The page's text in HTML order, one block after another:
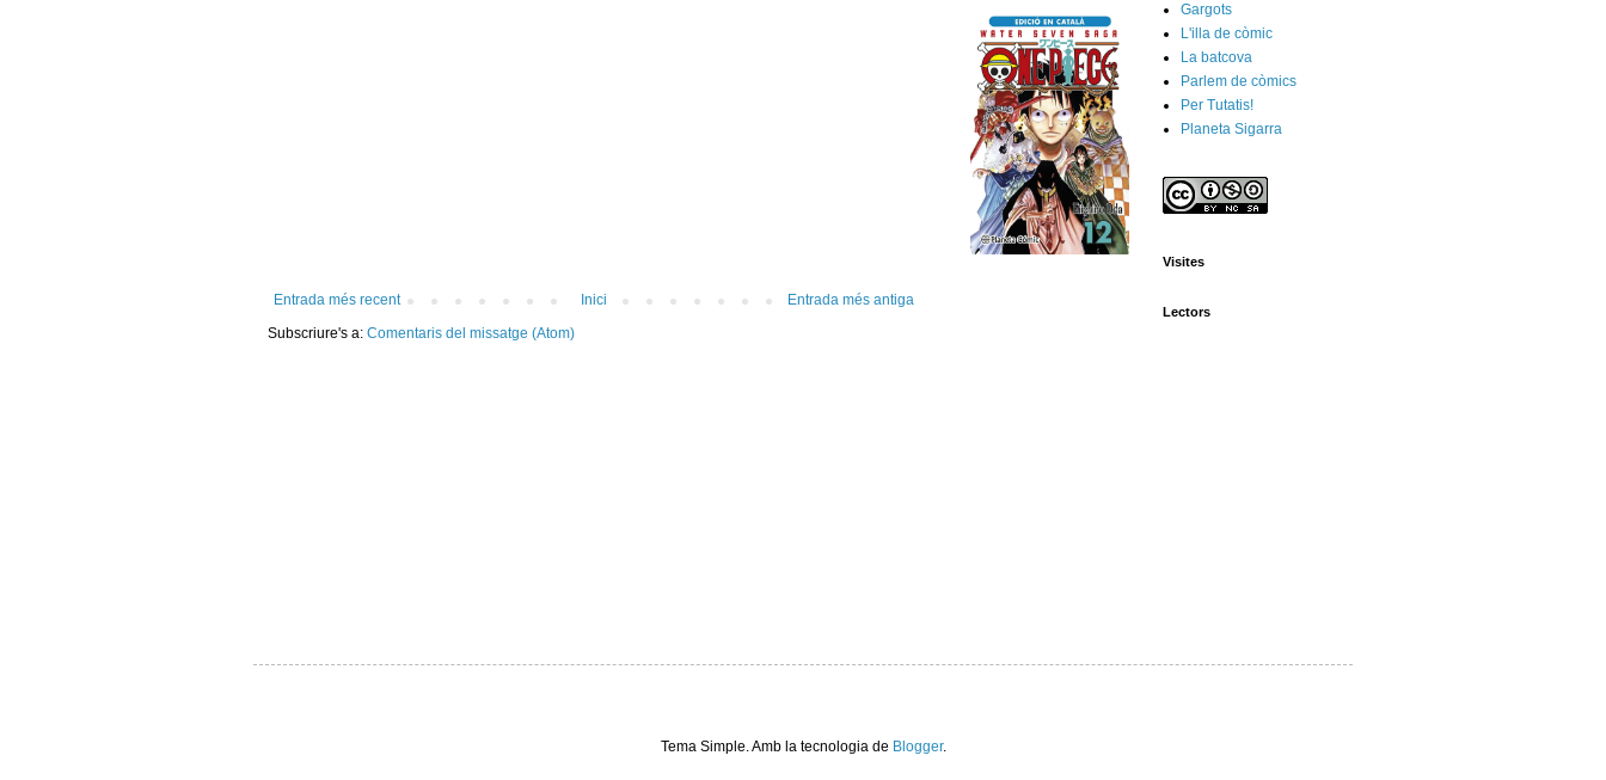
Entrada més recent Entrada més antiga
Inici
Subscriure's a: Comentaris del missatge (Atom)
Gargots
L'illa de còmic
La batcova
Parlem de còmics
Per Tutatis!
Planeta Sigarra
Visites
Lectors
Tema Simple. Amb la tecnologia de Blogger.